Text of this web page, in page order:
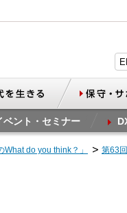
ベント・セミナー
do you think？」 第63